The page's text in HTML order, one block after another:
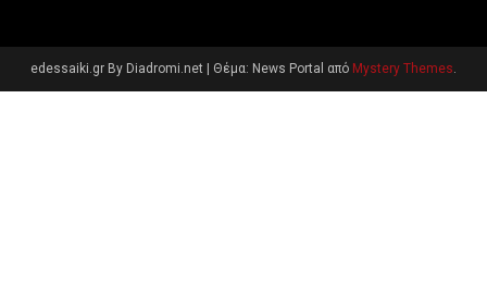
edessaiki.gr By Diadromi.net Θέμα: News Portal από Mystery Themes.